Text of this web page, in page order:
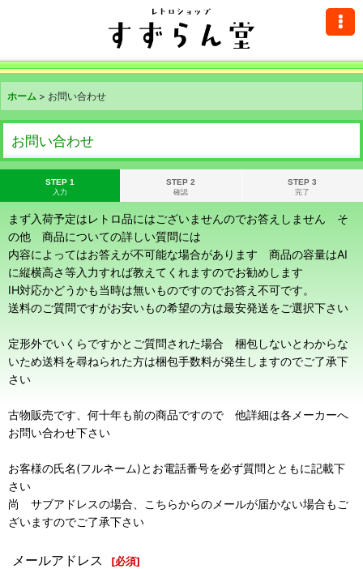
ホーム > お問い合わせ
お問い合わせ
STEP 1
入力
STEP 2
確認
STEP 3
完了
まず入荷予定はレトロ品にはございませんのでお答えしません そ
の他 商品についての詳しい質問には
内容によってはお答えが不可能な場合があります 商品の容量はAI
に縦横高さ等入力すれば教えてくれますのでお勧めします
IH対応かどうかも当時は無いものですのでお答え不可です。
送料のご質問ですがお安いもの希望の方は最安発送をご選択下さい
定形外でいくらですかとご質問された場合 梱包しないとわからな
いため送料を尋ねられた方は梱包手数料が発生しますのでご了承下
さい
古物販売です、何十年も前の商品ですので 他詳細は各メーカーへ
お問い合わせ下さい
お客様の氏名(フルネーム)とお電話番号を必ず質問とともに記載下
さい
尚 サブアドレスの場合、こちらからのメールが届かない場合もご
ざいますのでご了承下さい
メールアドレス [必須]